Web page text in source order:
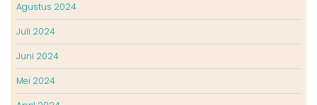
Agustus 2024
Juli 2024
Juni 2024
Mei 2024